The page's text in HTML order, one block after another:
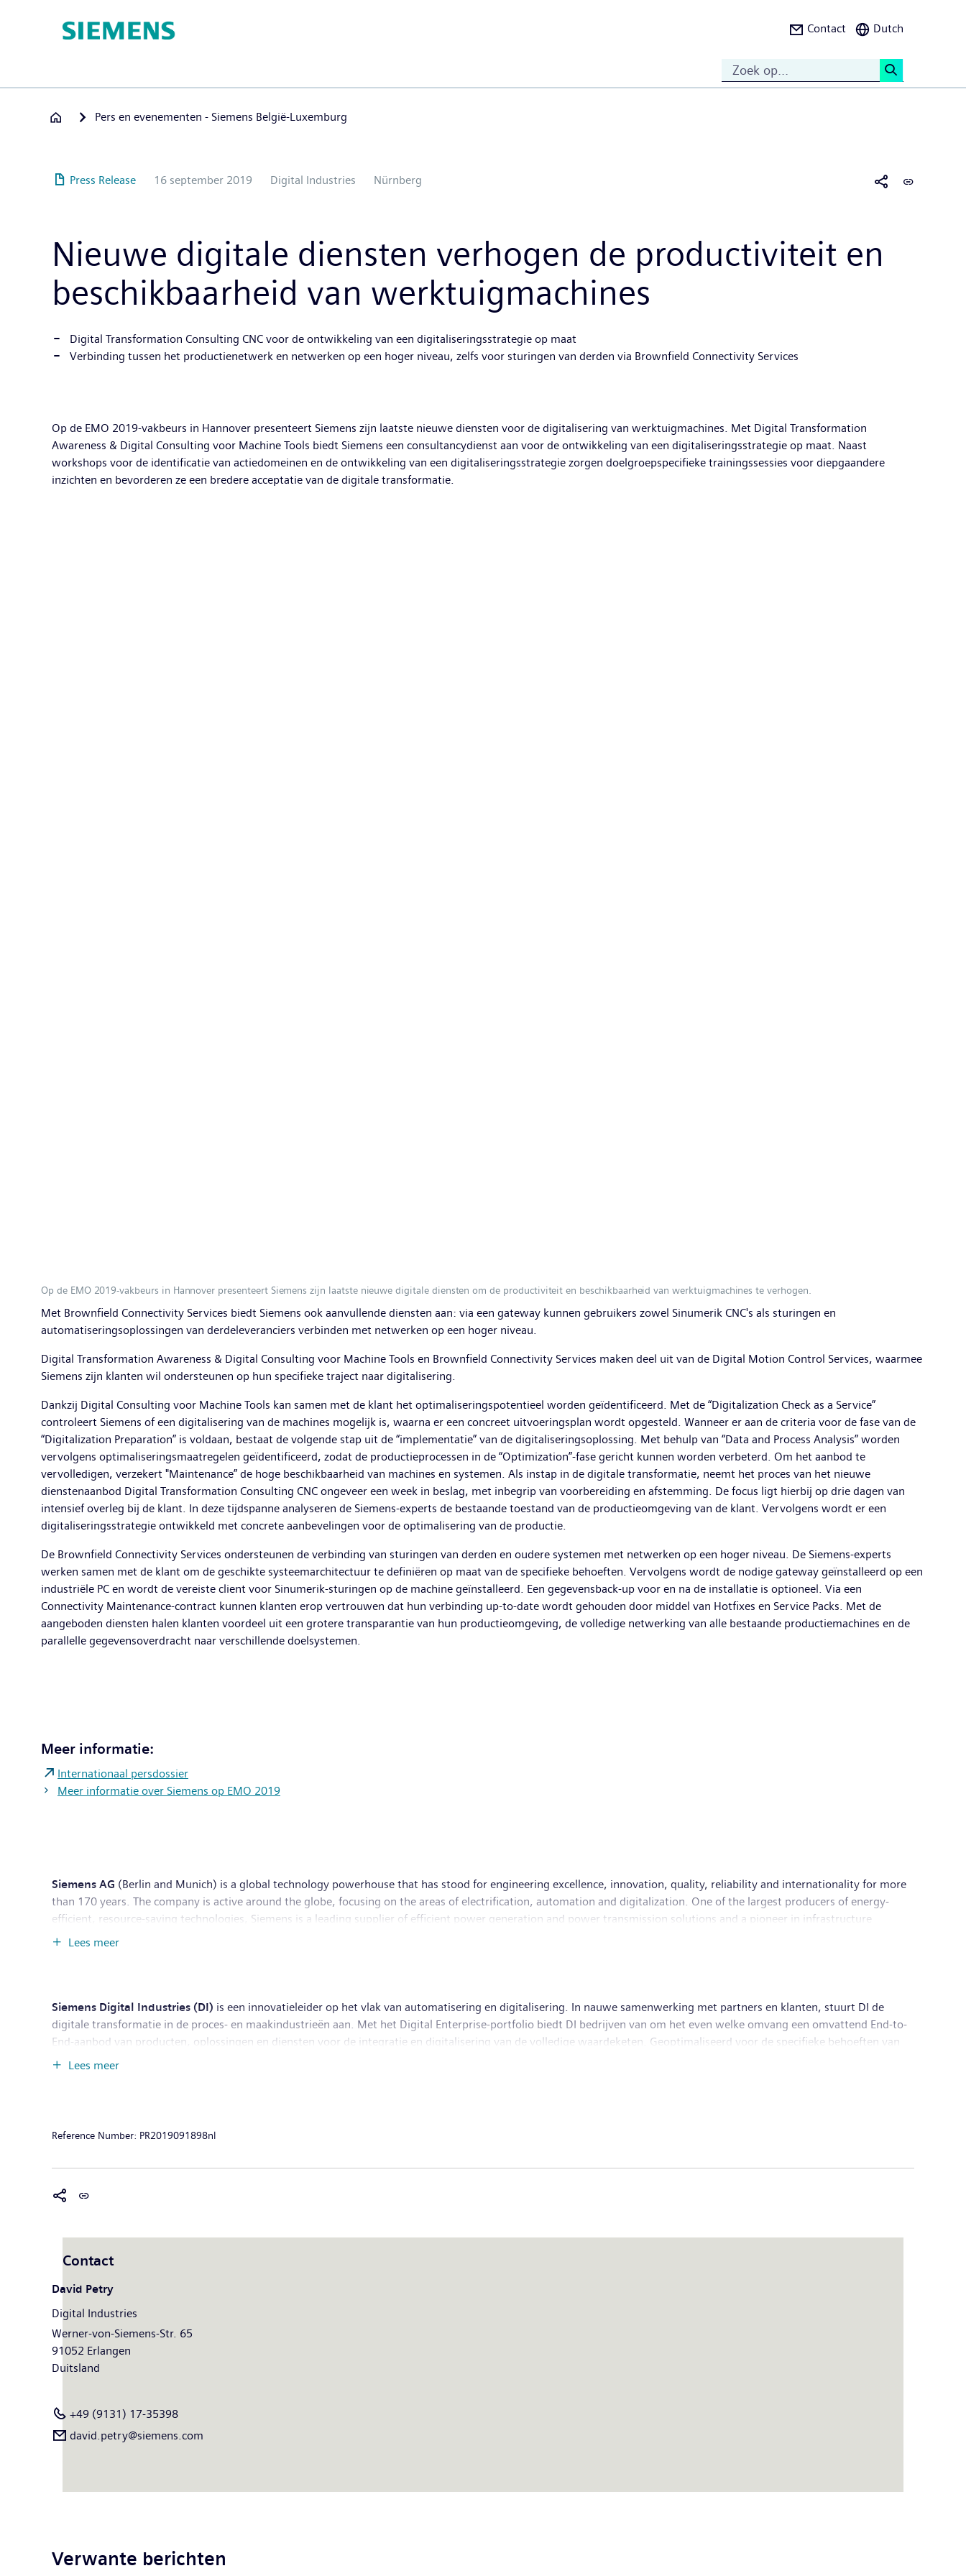
Contact Dutch
Pers en evenementen - Siemens België-Luxemburg
Press Release 16 september 2019 Digital Industries Nürnberg
Nieuwe digitale diensten verhogen de productiviteit en
beschikbaarheid van werktuigmachines
Digital Transformation Consulting CNC voor de ontwikkeling van een digitaliseringsstrategie op maat
Verbinding tussen het productienetwerk en netwerken op een hoger niveau, zelfs voor sturingen van derden via Brownfield Connectivity Services
Op de EMO 2019-vakbeurs in Hannover presenteert Siemens zijn laatste nieuwe diensten voor de digitalisering van werktuigmachines. Met Digital Transformation
Awareness & Digital Consulting voor Machine Tools biedt Siemens een consultancydienst aan voor de ontwikkeling van een digitaliseringsstrategie op maat. Naast
workshops voor de identificatie van actiedomeinen en de ontwikkeling van een digitaliseringsstrategie zorgen doelgroepspecifieke trainingssessies voor diepgaandere
inzichten en bevorderen ze een bredere acceptatie van de digitale transformatie.
Op de EMO 2019-vakbeurs in Hannover presenteert Siemens zijn laatste nieuwe digitale diensten om de productiviteit en beschikbaarheid van werktuigmachines te verhogen.
Met Brownfield Connectivity Services biedt Siemens ook aanvullende diensten aan: via een gateway kunnen gebruikers zowel Sinumerik CNC's als sturingen en
automatiseringsoplossingen van derdeleveranciers verbinden met netwerken op een hoger niveau.
Digital Transformation Awareness & Digital Consulting voor Machine Tools en Brownfield Connectivity Services maken deel uit van de Digital Motion Control Services, waarmee
Siemens zijn klanten wil ondersteunen op hun specifieke traject naar digitalisering.
Dankzij Digital Consulting voor Machine Tools kan samen met de klant het optimaliseringspotentieel worden geïdentificeerd. Met de “Digitalization Check as a Service”
controleert Siemens of een digitalisering van de machines mogelijk is, waarna er een concreet uitvoeringsplan wordt opgesteld. Wanneer er aan de criteria voor de fase van de
“Digitalization Preparation” is voldaan, bestaat de volgende stap uit de “implementatie” van de digitaliseringsoplossing. Met behulp van “Data and Process Analysis” worden
vervolgens optimaliseringsmaatregelen geïdentificeerd, zodat de productieprocessen in de “Optimization”-fase gericht kunnen worden verbeterd. Om het aanbod te
vervolledigen, verzekert "Maintenance” de hoge beschikbaarheid van machines en systemen. Als instap in de digitale transformatie, neemt het proces van het nieuwe
dienstenaanbod Digital Transformation Consulting CNC ongeveer een week in beslag, met inbegrip van voorbereiding en afstemming. De focus ligt hierbij op drie dagen van
intensief overleg bij de klant. In deze tijdspanne analyseren de Siemens-experts de bestaande toestand van de productieomgeving van de klant. Vervolgens wordt er een
digitaliseringsstrategie ontwikkeld met concrete aanbevelingen voor de optimalisering van de productie.
De Brownfield Connectivity Services ondersteunen de verbinding van sturingen van derden en oudere systemen met netwerken op een hoger niveau. De Siemens-experts
werken samen met de klant om de geschikte systeemarchitectuur te definiëren op maat van de specifieke behoeften. Vervolgens wordt de nodige gateway geïnstalleerd op een
industriële PC en wordt de vereiste client voor Sinumerik-sturingen op de machine geïnstalleerd. Een gegevensback-up voor en na de installatie is optioneel. Via een
Connectivity Maintenance-contract kunnen klanten erop vertrouwen dat hun verbinding up-to-date wordt gehouden door middel van Hotfixes en Service Packs. Met de
aangeboden diensten halen klanten voordeel uit een grotere transparantie van hun productieomgeving, de volledige netwerking van alle bestaande productiemachines en de
parallelle gegevensoverdracht naar verschillende doelsystemen.
Meer informatie:
Internationaal persdossier
Meer informatie over Siemens op EMO 2019
Siemens AG (Berlin and Munich) is a global technology powerhouse that has stood for engineering excellence, innovation, quality, reliability and internationality for more
than 170 years. The company is active around the globe, focusing on the areas of electrification, automation and digitalization. One of the largest producers of energy-
efficient, resource-saving technologies, Siemens is a leading supplier of efficient power generation and power transmission solutions and a pioneer in infrastructure
solutions as well as automation, drive and software solutions for industry. With its publicly listed subsidiary Siemens Healthineers AG, the company is also a leading
Lees meer
Siemens Digital Industries (DI) is een innovatieleider op het vlak van automatisering en digitalisering. In nauwe samenwerking met partners en klanten, stuurt DI de
digitale transformatie in de proces- en maakindustrieën aan. Met het Digital Enterprise-portfolio biedt DI bedrijven van om het even welke omvang een omvattend End-to-
End-aanbod van producten, oplossingen en diensten voor de integratie en digitalisering van de volledige waardeketen. Geoptimaliseerd voor de specifieke behoeften van
elke industrietak, ondersteunt DI's unieke portfolio klanten bij de verhoging van hun productiviteit en flexibiliteit. DI breidt zijn portfolio voortdurend verder uit met
Lees meer
Reference Number: PR2019091898nl
Contact
David Petry
Digital Industries
Werner-von-Siemens-Str. 65
91052 Erlangen
Duitsland
+49 (9131) 17-35398
david.petry@siemens.com
Verwante berichten